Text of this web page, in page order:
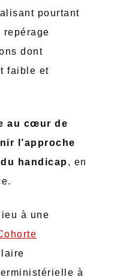
pourtant
repérage
dont
faible et
au cœur de
l’approche
handicap, en
à une
à